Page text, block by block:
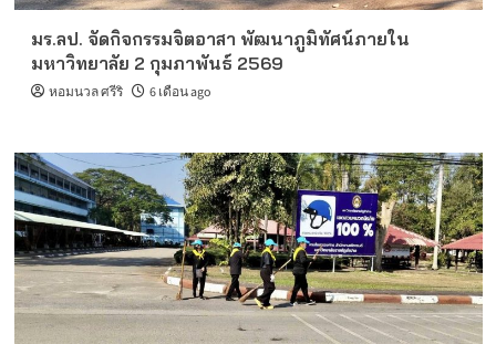
มร.ลป. จัดกิจกรรมจิตอาสา พัฒนาภูมิทัศน์ภายใน
มหาวิทยาลัย 2 กุมภาพันธ์ 2569
หอมนวล ศรีริ 6 เดือน ago